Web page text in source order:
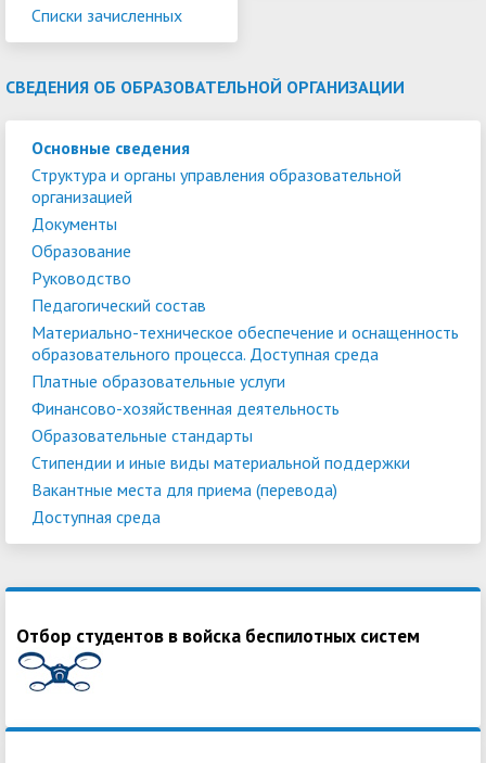
Списки зачисленных
СВЕДЕНИЯ ОБ ОБРАЗОВАТЕЛЬНОЙ ОРГАНИЗАЦИИ
Основные сведения
Структура и органы управления образовательной
организацией
Документы
Образование
Руководство
Педагогический состав
Материально-техническое обеспечение и оснащенность
образовательного процесса. Доступная среда
Платные образовательные услуги
Финансово-хозяйственная деятельность
Образовательные стандарты
Стипендии и иные виды материальной поддержки
Вакантные места для приема (перевода)
Доступная среда
Отбор студентов в войска беспилотных систем